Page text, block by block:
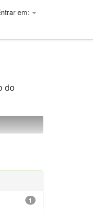
em:
do
1